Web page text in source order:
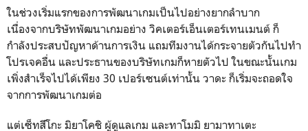
ในช่วงเริ่มแรกของการพัฒนาเกมเป็นไปอย่างยากลำบาก
เนื่องจากบริษัทพัฒนาเกมอย่าง วิคเตอร์เอ็นเตอร์เทนเมนต์ ก็
กำลังประสบปัญหาด้านการเงิน แถมทีมงานได้กระจายตัวกันไปทำ
โปรเจคอื่น และประธานของบริษัทเกมก็หายตัวไป ในขณะนั้นเกม
เพิ่งสำเร็จไปได้เพียง 30 เปอร์เซนต์เท่านั้น วาดะ ก็เริ่มจะถอดใจ
จากการพัฒนาเกมต่อ
แต่เซ็ทสึโกะ มิยาโคชิ ผู้ดูแลเกม และทาโมมิ ยามาทาเตะ